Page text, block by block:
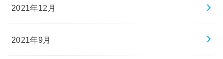
2021年12月
2021年9月